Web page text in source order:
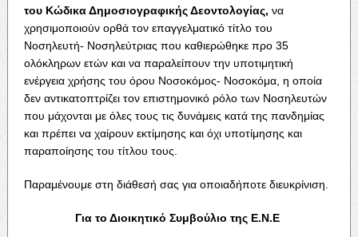
του Κώδικα Δημοσιογραφικής Δεοντολογίας, να
χρησιμοποιούν ορθά τον επαγγελματικό τίτλο του
Νοσηλευτή- Νοσηλεύτριας που καθιερώθηκε προ 35
ολόκληρων ετών και να παραλείπουν την υποτιμητική
ενέργεια χρήσης του όρου Νοσοκόμος- Νοσοκόμα, η οποία
δεν αντικατοπτρίζει τον επιστημονικό ρόλο των Νοσηλευτών
που μάχονται με όλες τους τις δυνάμεις κατά της πανδημίας
και πρέπει να χαίρουν εκτίμησης και όχι υποτίμησης και
παραποίησης του τίτλου τους.
Παραμένουμε στη διάθεσή σας για οποιαδήποτε διευκρίνιση.
Για το Διοικητικό Συμβούλιο της Ε.Ν.Ε